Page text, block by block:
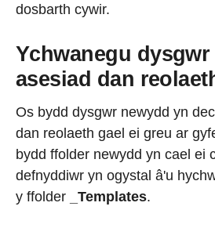
dosbarth cywir.
Ychwanegu
asesiad dan
Os bydd dysgwr newydd yn
dan reolaeth gael ei greu ar
bydd ffolder newydd yn cael ei
defnyddiwr yn ogystal â'u
y ffolder
_Templates.